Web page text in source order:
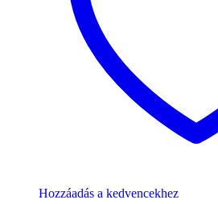
Hozzáadás a kedvencekhez